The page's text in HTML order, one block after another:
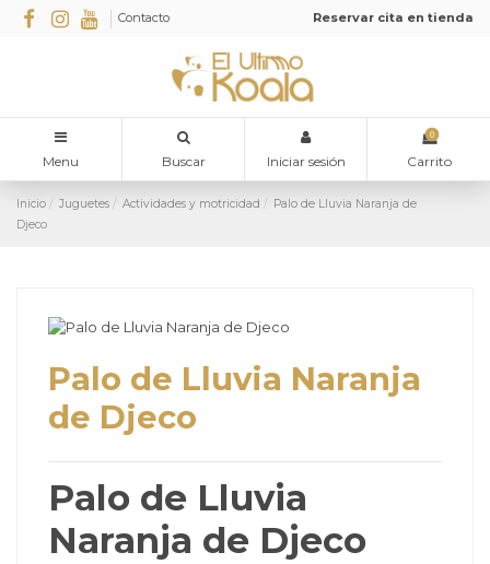
Contacto Reservar cita en tienda
Menu Buscar Iniciar sesión
0
Carrito
Inicio Juguetes Actividades y motricidad
Palo de Lluvia Naranja de
Djeco
Palo de Lluvia Naranja
de Djeco
Palo de Lluvia
Naranja de Djeco